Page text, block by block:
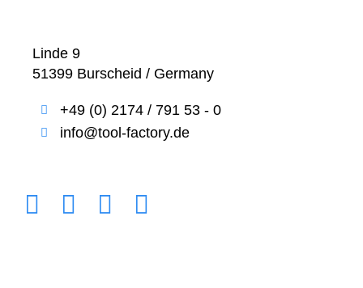
Linde 9
51399 Burscheid / Germany
+49 (0) 2174 / 791 53 - 0
info@tool-factory.de